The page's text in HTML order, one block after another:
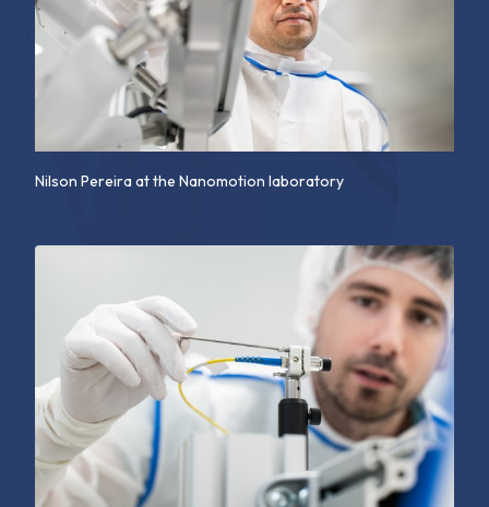
Nilson Pereira at the Nanomotion laboratory